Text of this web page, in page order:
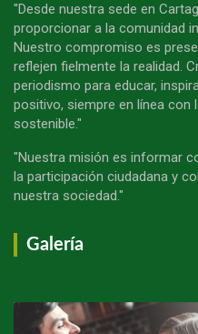
"Desde nuestra sede en
proporcionar a la comunidad
Nuestro compromiso es
reflejen fielmente la realidad.
periodismo para educar,
positivo, siempre en línea con
sostenible."
"Nuestra misión es informar
la participación ciudadana y
nuestra sociedad."
Galería